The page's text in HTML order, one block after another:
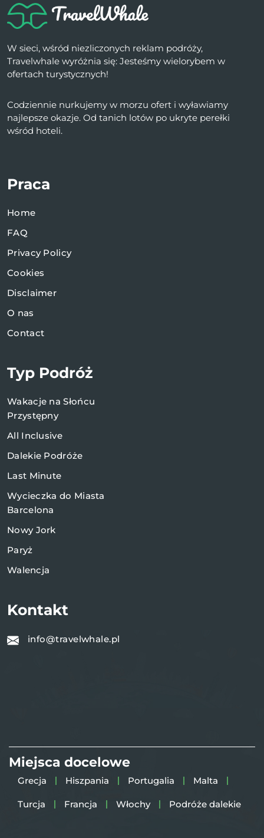
W sieci, wśród niezliczonych reklam podróży,
Travelwhale wyróżnia się: Jesteśmy wielorybem w
ofertach turystycznych!
Codziennie nurkujemy w morzu ofert i wyławiamy
najlepsze okazje. Od tanich lotów po ukryte perełki
wśród hoteli.
Praca
Home
FAQ
Privacy Policy
Cookies
Disclaimer
O nas
Contact
Typ Podróż
Wakacje na Słońcu
Przystępny
All Inclusive
Dalekie Podróże
Last Minute
Wycieczka do Miasta
Barcelona
Nowy Jork
Paryż
Walencja
Kontakt
info@travelwhale.pl
Miejsca docelowe
Grecja Hiszpania Portugalia Malta
Turcja Francja Włochy Podróże dalekie